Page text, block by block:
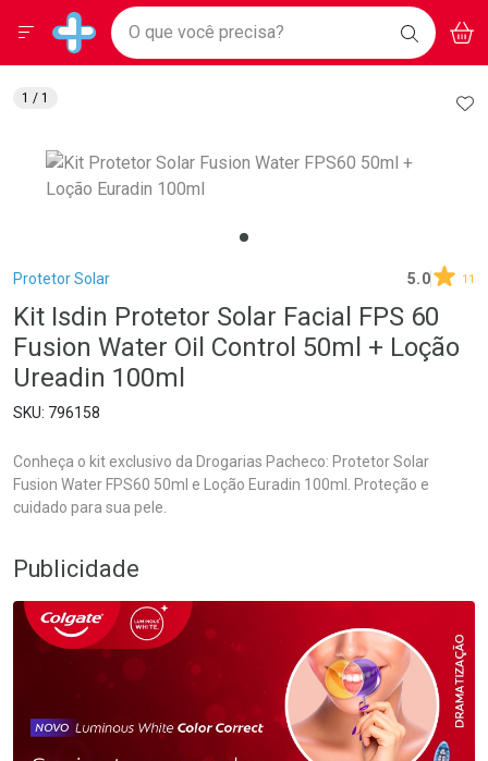
Drogarias Pacheco
Baixe nosso APP e aproveite Ofertas Exclusivas!
BAIXE
O APP
Ir direto para a home
pela página
Ir direto para o conteúdo
Ir direto para a busca
Ir direto para a conta
Ir direto para a notificações
Ir direto para o carrinho
Ir direto para o menu
Faça a sua busca
O que você precisa? BUSCAR
Menu
Breadcrumb
Protetor Solar 5.0 11
Kit Isdin Protetor Solar Facial FPS 60
Fusion Water Oil Control 50ml + Loção
Ureadin 100ml
796158
Conheça o kit exclusivo da Drogarias Pacheco: Protetor Solar
Fusion Water FPS60 50ml e Loção Euradin 100ml. Proteção e
cuidado para sua pele.
1 / 1
Publicidade